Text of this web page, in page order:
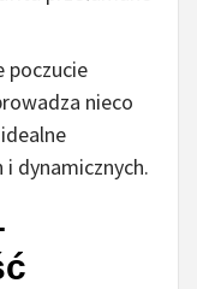
poczucie
nieco
dynamicznych.